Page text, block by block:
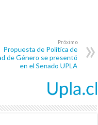
Próximo
Propuesta de Política de
de Género se presentó
en el Senado UPLA